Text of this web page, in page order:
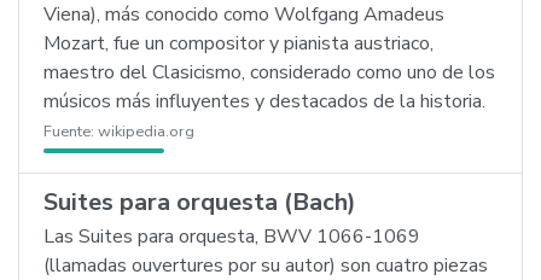
Viena), más conocido como Wolfgang Amadeus
Mozart, fue un compositor y pianista austriaco,
maestro del Clasicismo, considerado como uno de los
músicos más influyentes y destacados de la historia.
Fuente: wikipedia.org
Suites para orquesta (Bach)
Las Suites para orquesta, BWV 1066-1069
(llamadas ouvertures por su autor) son cuatro piezas